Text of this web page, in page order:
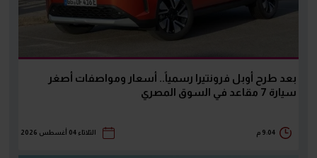
بعد طرح أوبل فرونتيرا رسمياً.. أسعار ومواصفات أصغر
سيارة 7 مقاعد في السوق المصري
9:04 م الثلاثاء 04 أغسطس 2026